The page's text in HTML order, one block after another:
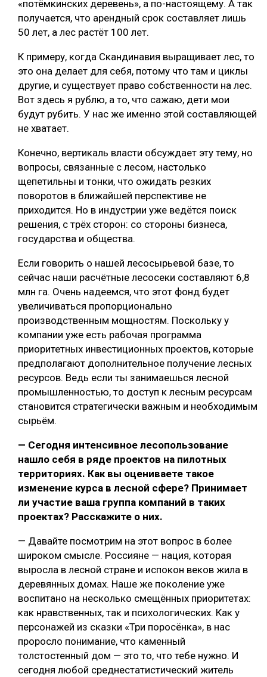
«потёмкинских деревень», а по-настоящему. А так
получается, что арендный срок составляет лишь
50 лет, а лес растёт 100 лет.
К примеру, когда Скандинавия выращивает лес, то
это она делает для себя, потому что там и циклы
другие, и существует право собственности на лес.
Вот здесь я рублю, а то, что сажаю, дети мои
будут рубить. У нас же именно этой составляющей
не хватает.
Конечно, вертикаль власти обсуждает эту тему, но
вопросы, связанные с лесом, настолько
щепетильны и тонки, что ожидать резких
поворотов в ближайшей перспективе не
приходится. Но в индустрии уже ведётся поиск
решения, с трёх сторон: со стороны бизнеса,
государства и общества.
Если говорить о нашей лесосырьевой базе, то
сейчас наши расчётные лесосеки составляют 6,8
млн га. Очень надеемся, что этот фонд будет
увеличиваться пропорционально
производственным мощностям. Поскольку у
компании уже есть рабочая программа
приоритетных инвестиционных проектов, которые
предполагают дополнительное получение лесных
ресурсов. Ведь если ты занимаешься лесной
промышленностью, то доступ к лесным ресурсам
становится стратегически важным и необходимым
сырьём.
— Сегодня интенсивное лесопользование
нашло себя в ряде проектов на пилотных
территориях. Как вы оцениваете такое
изменение курса в лесной сфере? Принимает
ли участие ваша группа компаний в таких
проектах? Расскажите о них.
— Давайте посмотрим на этот вопрос в более
широком смысле. Россияне — нация, которая
выросла в лесной стране и испокон веков жила в
деревянных домах. Наше же поколение уже
воспитано на несколько смещённых приоритетах:
как нравственных, так и психологических. Как у
персонажей из сказки «Три поросёнка», в нас
проросло понимание, что каменный
толстостенный дом — это то, что тебе нужно. И
сегодня любой среднестатистический житель